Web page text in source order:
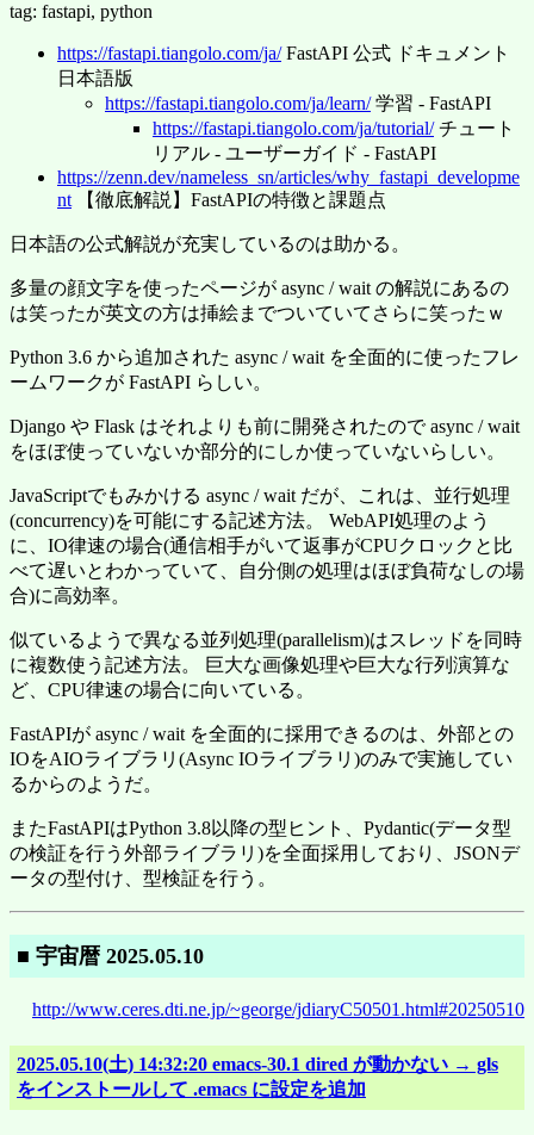
tag: fastapi, python
https://fastapi.tiangolo.com/ja/FastAPI 公式 ドキュメント
日本語版
https://fastapi.tiangolo.com/ja/learn/学習 - FastAPI
https://fastapi.tiangolo.com/ja/tutorial/チュート
リアル - ユーザーガイド - FastAPI
https://zenn.dev/nameless_sn/articles/why_fastapi_developme
nt 【徹底解説】FastAPIの特徴と課題点
日本語の公式解説が充実しているのは助かる。
多量の顔文字を使ったページが async / wait の解説にあるの
は笑ったが英文の方は挿絵までついていてさらに笑ったｗ
Python 3.6 から追加された async / wait を全面的に使ったフレ
ームワークが FastAPI らしい。
Django や Flask はそれよりも前に開発されたので async / wait
をほぼ使っていないか部分的にしか使っていないらしい。
JavaScriptでもみかける async / wait だが、これは、並行処理
(concurrency)を可能にする記述方法。 WebAPI処理のよう
に、IO律速の場合(通信相手がいて返事がCPUクロックと比
べて遅いとわかっていて、自分側の処理はほぼ負荷なしの場
合)に高効率。
似ているようで異なる並列処理(parallelism)はスレッドを同時
に複数使う記述方法。 巨大な画像処理や巨大な行列演算な
ど、CPU律速の場合に向いている。
FastAPIが async / wait を全面的に採用できるのは、外部との
IOをAIOライブラリ(Async IOライブラリ)のみで実施してい
るからのようだ。
またFastAPIはPython 3.8以降の型ヒント、Pydantic(データ型
の検証を行う外部ライブラリ)を全面採用しており、JSONデ
ータの型付け、型検証を行う。
■ 宇宙暦 2025.05.10
http://www.ceres.dti.ne.jp/~george/jdiaryC50501.html#20250510
2025.05.10(土) 14:32:20 emacs-30.1 dired が動かない → gls
をインストールして .emacs に設定を追加